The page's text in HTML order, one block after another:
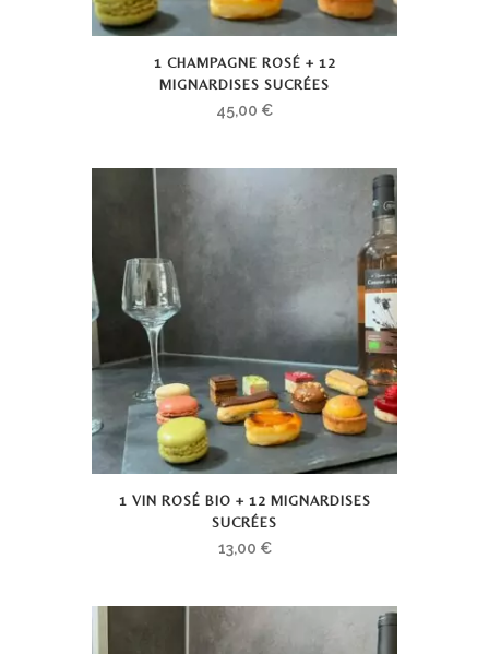
1 CHAMPAGNE ROSÉ + 12
MIGNARDISES SUCRÉES
45,00 €
1 VIN ROSÉ BIO + 12 MIGNARDISES
SUCRÉES
13,00 €